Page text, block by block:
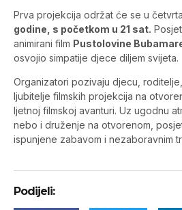
Prva projekcija održat će se u
godine, s početkom u 21 sat.
animirani film Pustolovine
osvojio simpatije djece diljem svijeta.
Organizatori pozivaju djecu,
ljubitelje filmskih projekcija na
ljetnoj filmskoj avanturi. Uz ugodnu
nebo i druženje na otvorenom,
ispunjene zabavom i nezaboravnim
Podijeli: